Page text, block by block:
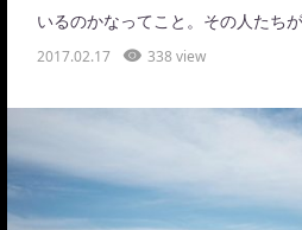
いるのかなってこと。その人たち
2017.02.17 338 view